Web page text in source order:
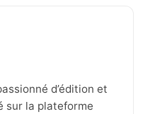
d’édition et
sur la plateforme